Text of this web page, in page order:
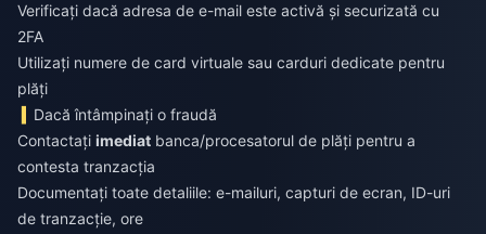
Verificați dacă adresa de e-mail este activă și securizată cu
2FA
Utilizați numere de card virtuale sau carduri dedicate pentru
plăți
Dacă întâmpinați o fraudă
Contactați imediat banca/procesatorul de plăți pentru a
contesta tranzacția
Documentați toate detaliile: e-mailuri, capturi de ecran, ID-uri
de tranzacție, ore